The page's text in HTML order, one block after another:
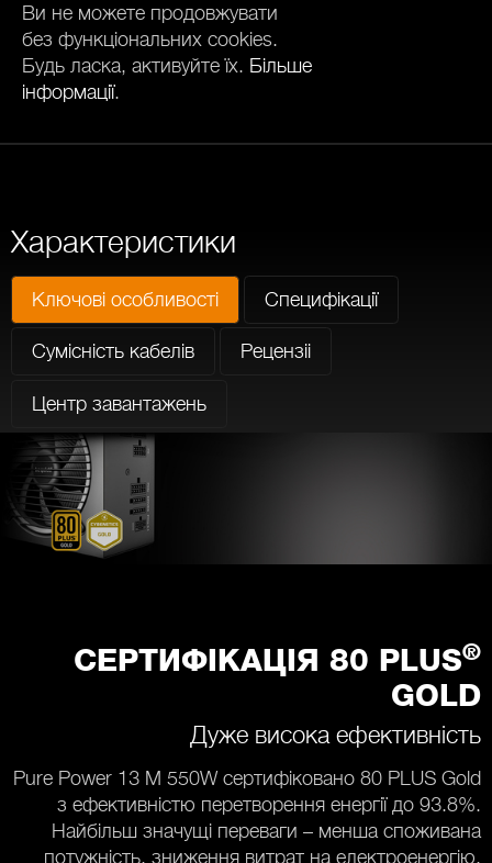
Ви не можете продовжувати
без функціональних cookies.
Будь ласка, активуйте їх. Більше
інформації.
Характеристики
Ключові особливості Специфікації
Сумісність кабелів Рецензіі
Центр завантажень
СЕРТИФІКАЦІЯ 80 PLUS®
GOLD
Дуже висока ефективність
Pure Power 13 M 550W сертифіковано 80 PLUS Gold
з ефективністю перетворення енергії до 93.8%.
Найбільш значущі переваги – менша споживана
потужність, зниження витрат на електроенергію,